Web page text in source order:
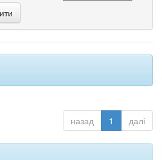
назад 1 далі